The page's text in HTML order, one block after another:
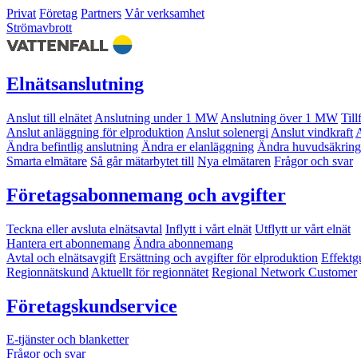
Privat Företag Partners Vår verksamhet
Strömavbrott
Elnätsanslutning
Anslut till elnätet Anslutning under 1 MW Anslutning över 1 MW
Anslut anläggning för elproduktion Anslut solenergi Anslut vindkraft
Ändra befintlig anslutning Ändra er elanläggning Ändra huvudsäkring
Smarta elmätare Så går mätarbytet till Nya elmätaren Frågor och svar
Företagsabonnemang och avgifter
Teckna eller avsluta elnätsavtal Inflytt i vårt elnät Utflytt ur vårt elnät
Hantera ert abonnemang Ändra abonnemang
Avtal och elnätsavgift Ersättning och avgifter för elproduktion
Regionnätskund Aktuellt för regionnätet Regional Network Customer
Företagskundservice
E-tjänster och blanketter
Frågor och svar